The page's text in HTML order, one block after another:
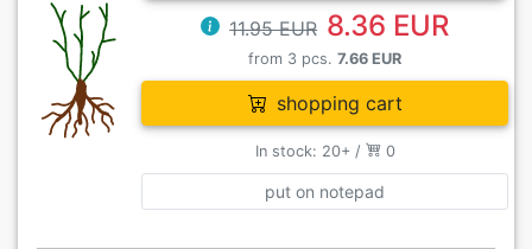
11.95 EUR 8.36 EUR
from 3 pcs.7.66 EUR
shopping cart
In stock: 20+ / 0
put on notepad